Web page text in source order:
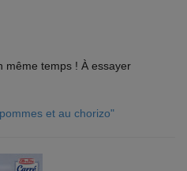
même temps ! À essayer
et au chorizo"